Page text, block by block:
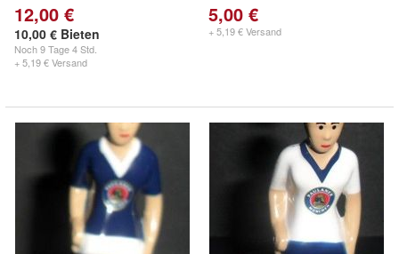
12,00 €
10,00 € Bieten
Noch9 Tage 4 Std.
+ 5,19 € Versand
5,00 €
+ 5,19 € Versand